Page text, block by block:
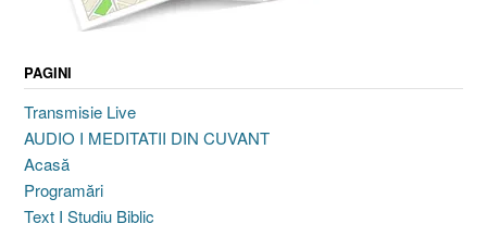
PAGINI
Transmisie Live
AUDIO I MEDITATII DIN CUVANT
Acasă
Programări
Text I Studiu Biblic